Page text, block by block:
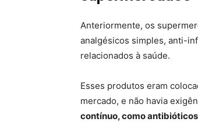
Anteriormente, os
analgésicos simples, anti-
relacionados à saúde.
Esses produtos eram
mercado, e não havia
contínuo, como